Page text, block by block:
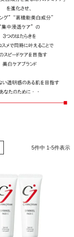
5件中 1-5件表示